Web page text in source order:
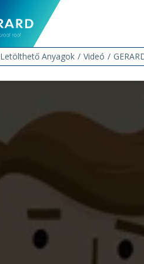
Letölthető Anyagok Videó